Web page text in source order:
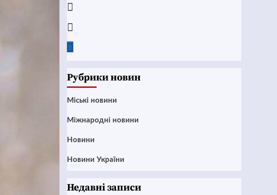
Рубрики новин
Mіські новини
Міжнародні новини
Новини
Новини України
Недавні записи